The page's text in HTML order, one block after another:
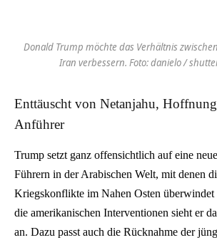
Donald Trump möchte das Verhältnis
Iran verbessern. Foto: danielo /
Enttäuscht von Netanjahu,
Anführer
Trump setzt ganz offensichtlich auf eine
Führern in der Arabischen Welt, mit denen
Kriegskonflikte im Nahen Osten überwindet
die amerikanischen Interventionen sieht er
an. Dazu passt auch die Rücknahme der